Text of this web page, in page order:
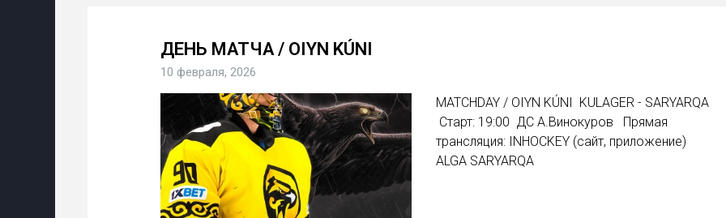
ДЕНЬ МАТЧА / OIYN KÚNI
10 февраля, 2026
MATCHDAY / OIYN KÚNI KULAGER - SARYARQA
Старт: 19:00 ДС А.Винокуров Прямая
трансляция: INHOCKEY (сайт, приложение)
ALGA SARYARQA